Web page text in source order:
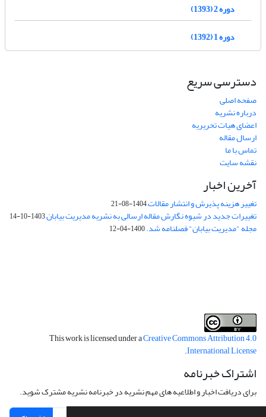
دوره 2 (1393)
دوره 1 (1392)
دسترسی سریع
صفحه اصلی
درباره نشریه
اعضای هیات تحریریه
ارسال مقاله
تماس با ما
نقشه سایت
آخرین اخبار
تغییر هزینه پذیرش و انتشار مقالات1404-08-21
تغییرات جدید در شیوه نگارش مقاله ارسالی به نشریه مدیریت بیابان1403-10-14
مجله "مدیریت بیابان" فصلنامه شد.1400-04-12
This work is licensed under aCreative Commons Attribution 4.0
International License
.
اشتراک خبرنامه
برای دریافت اخبار و اطلاعیه های مهم نشریه در خبرنامه نشریه مشترک شوید.